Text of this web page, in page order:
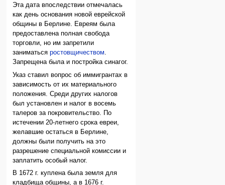
Эта дата впоследствии отмечалась
как день основания новой еврейской
общины в Берлине. Евреям была
предоставлена полная свобода
торговли, но им запретили
заниматьсяростовщичеством.
Запрещена была и постройка синагог.
Указ ставил вопрос об иммигрантах в
зависимость от их материального
положения. Среди других налогов
был установлен и налог в восемь
талеров за покровительство. По
истечении 20-летнего срока евреи,
желавшие остаться в Берлине,
должны были получить на это
разрешение специальной комиссии и
заплатить особый налог.
В 1672 г. куплена была земля для
кладбища общины, а в 1676 г.